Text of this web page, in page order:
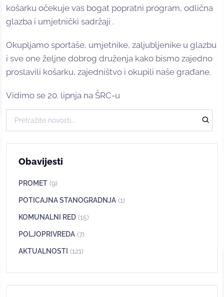
košarku očekuje vas bogat popratni program, odlična
glazba i umjetnički sadržaji .
Okupljamo sportaše, umjetnike, zaljubljenike u glazbu
i sve one željne dobrog druženja kako bismo zajedno
proslavili košarku, zajedništvo i okupili naše građane.
Vidimo se 20. lipnja na ŠRC-u
Obavijesti
PROMET (9)
POTICAJNA STANOGRADNJA (1)
KOMUNALNI RED (15)
POLJOPRIVREDA (7)
AKTUALNOSTI (121)